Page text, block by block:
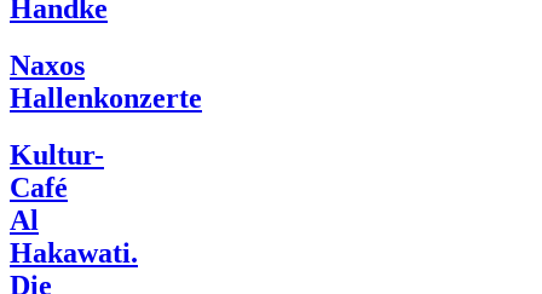
Handke
Naxos
Hallenkonzerte
Kultur-
Café
Al
Hakawati.
Die